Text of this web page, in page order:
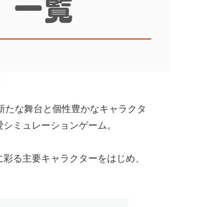
たな舞台と個性豊かなキャラクタ
ミュレーションゲーム。
る主要キャラクターをはじめ、